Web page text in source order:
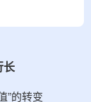
长
”的转变